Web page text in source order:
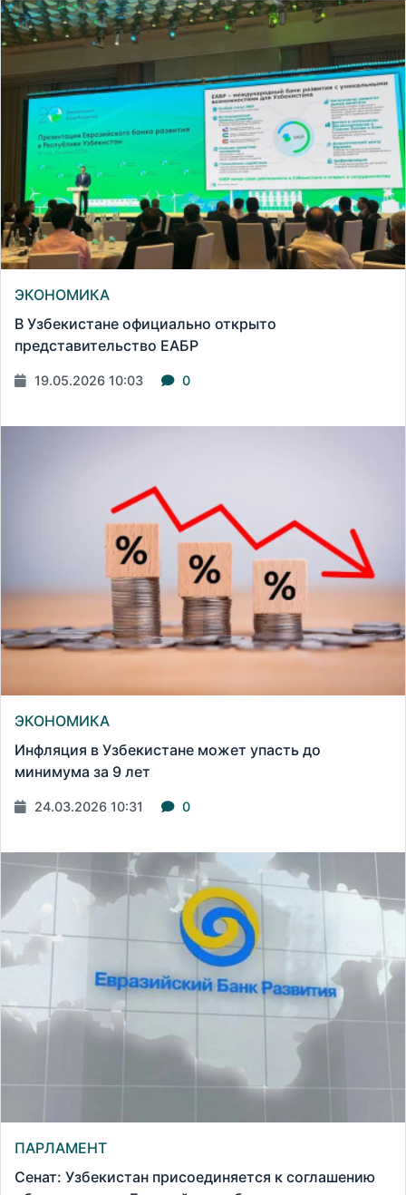
ЭКОНОМИКА
В Узбекистане официально открыто
представительство ЕАБР
19.05.2026 10:03 0
ЭКОНОМИКА
Инфляция в Узбекистане может упасть до
минимума за 9 лет
24.03.2026 10:31 0
ПАРЛАМЕНТ
Сенат: Узбекистан присоединяется к соглашению